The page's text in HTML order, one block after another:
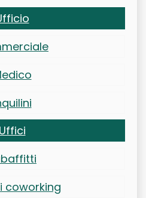
Uffici
coworking